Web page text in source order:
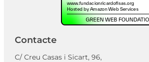
Contacte
C/ Creu Casas i Sicart, 96,